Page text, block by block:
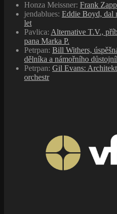
Honza Meissner: Frank
jendablues: Eddie Boyd, dal
let
Pavlica: Alternative T.V.,
pana Marka P.
Petrpan: Bill Withers,
dělníka a námořního
Petrpan: Gil Evans:
orchestr